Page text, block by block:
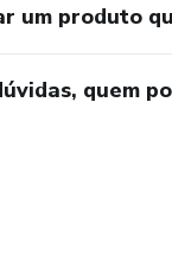
um produto
quem